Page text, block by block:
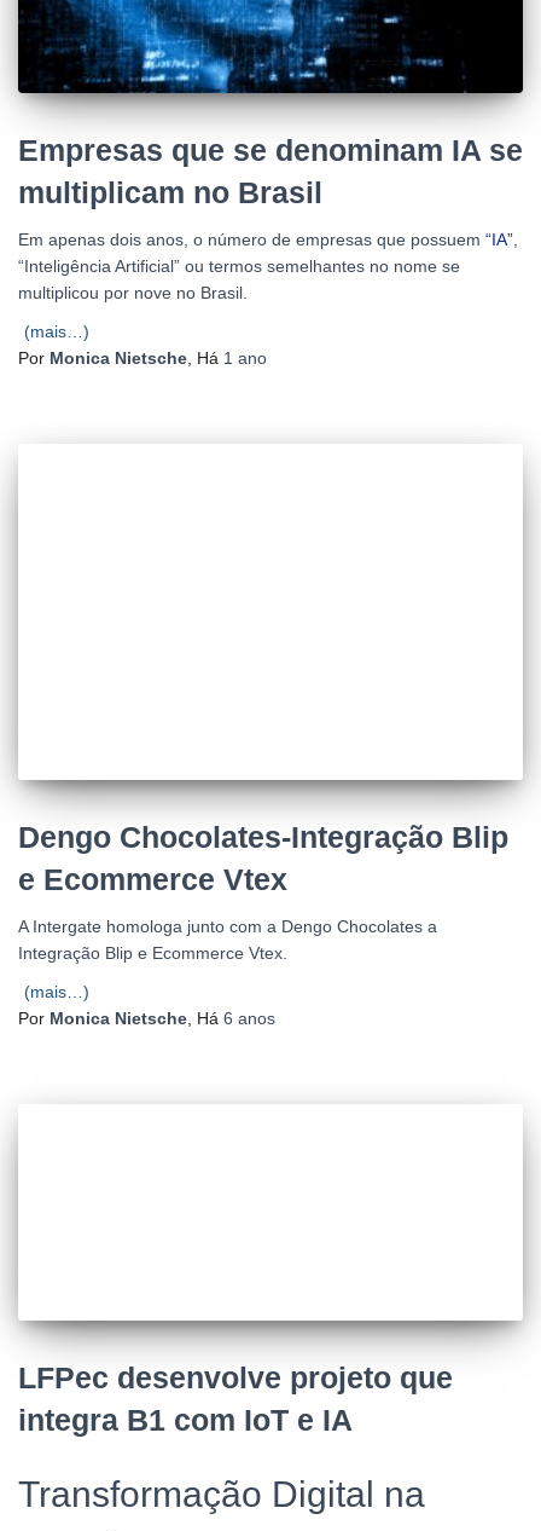
Empresas que se denominam IA se
multiplicam no Brasil
Em apenas dois anos, o número de empresas que possuem “IA”
“Inteligência Artificial” ou termos semelhantes no nome se
multiplicou por nove no Brasil.
(mais…)
Por Monica Nietsche , Há 1 ano
Dengo Chocolates-Integração Blip
e Ecommerce Vtex
A Intergate homologa junto com a Dengo Chocolates a
Integração Blip e Ecommerce Vtex.
(mais…)
Por Monica Nietsche, Há 6 anos
LFPec desenvolve projeto que
integra B1 com IoT e IA
Transformação Digital na